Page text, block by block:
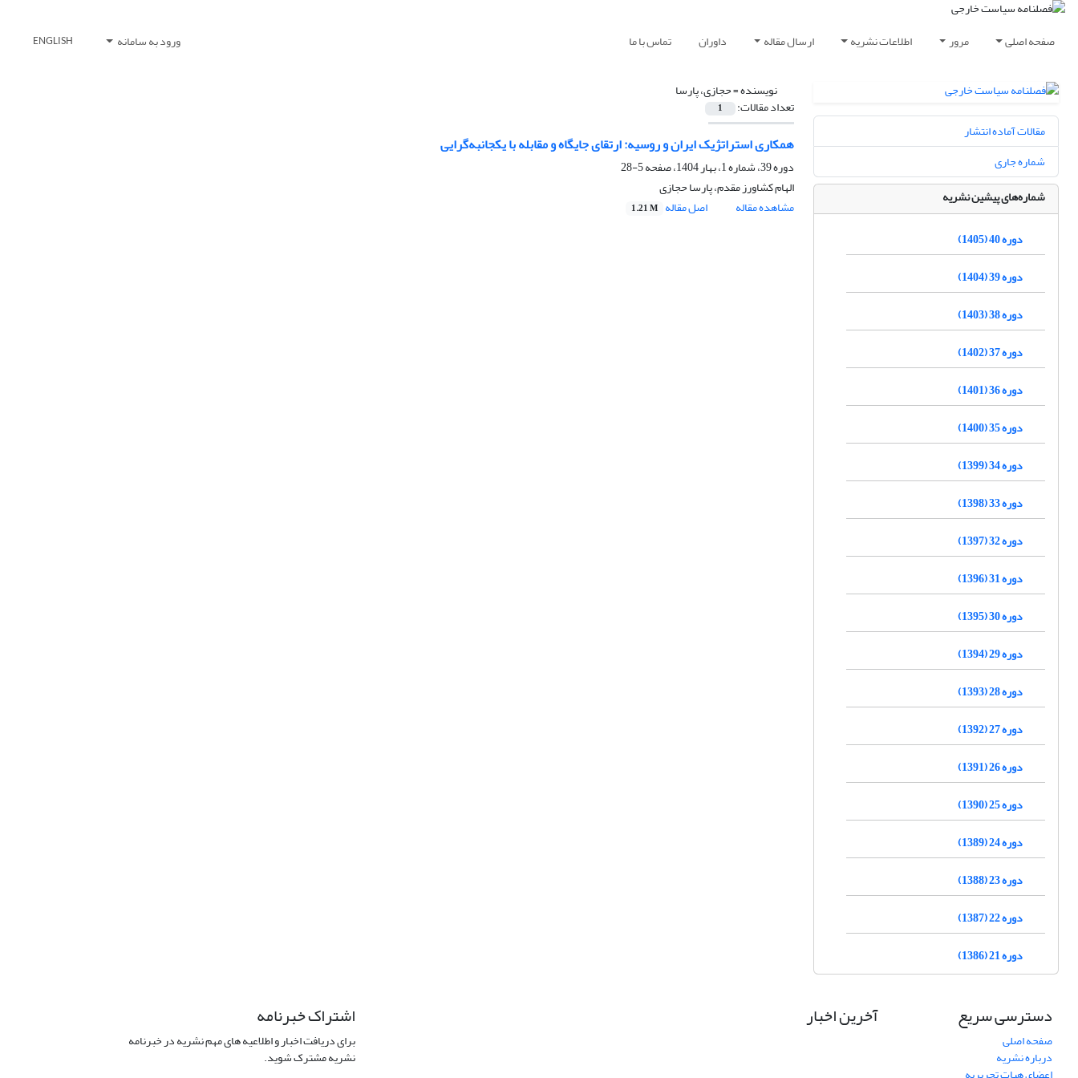
صفحه اصلی مرور اطلاعات نشریه ارسال مقاله داوران تماس با ما ورود به سامانه ENGLISH
نویسنده =حجازی، پارسا
تعداد مقالات: 1
همکاری استراتژیک ایران و روسیه: ارتقای جایگاه و مقابله با یکجانبه‌گرایی
دوره 39، شماره 1، بهار 1404، صفحه
5-28
الهام کشاورز مقدم، پارسا حجازی
مشاهده مقاله
اصل مقاله 1.21 M
مقالات آماده انتشار
شماره جاری
شماره‌های پیشین نشریه
دوره 40 (1405)
دوره 39 (1404)
دوره 38 (1403)
دوره 37 (1402)
دوره 36 (1401)
دوره 35 (1400)
دوره 34 (1399)
دوره 33 (1398)
دوره 32 (1397)
دوره 31 (1396)
دوره 30 (1395)
دوره 29 (1394)
دوره 28 (1393)
دوره 27 (1392)
دوره 26 (1391)
دوره 25 (1390)
دوره 24 (1389)
دوره 23 (1388)
دوره 22 (1387)
دوره 21 (1386)
دسترسی سریع
صفحه اصلی
درباره نشریه
آخرین اخبار اشتراک خبرنامه
برای دریافت اخبار و اطلاعیه های مهم نشریه در خبرنامه
نشریه مشترک شوید.